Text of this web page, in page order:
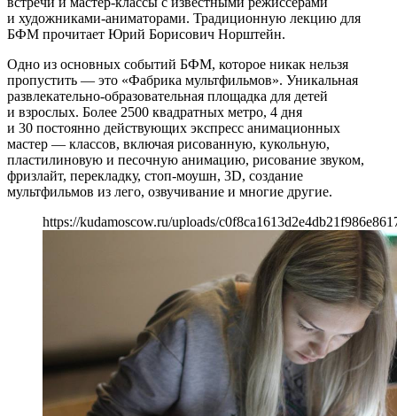
и художниками-аниматорами. Традиционную лекцию для
БФМ прочитает Юрий Борисович Норштейн.
Одно из основных событий БФМ, которое никак нельзя
пропустить — это «Фабрика мультфильмов». Уникальная
развлекательно-образовательная площадка для детей
и взрослых. Более 2500 квадратных метро, 4 дня
и 30 постоянно действующих экспресс анимационных
мастер — классов, включая рисованную, кукольную,
пластилиновую и песочную анимацию, рисование звуком,
фризлайт, перекладку, стоп-моушн, 3D, создание
мультфильмов из лего, озвучивание и многие другие.
https://kudamoscow.ru/uploads/